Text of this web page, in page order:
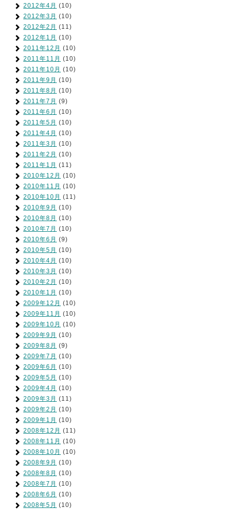
2012年4月 (10)
2012年3月 (10)
2012年2月 (11)
2012年1月 (10)
2011年12月 (10)
2011年11月 (10)
2011年10月 (10)
2011年9月 (10)
2011年8月 (10)
2011年7月 (9)
2011年6月 (10)
2011年5月 (10)
2011年4月 (10)
2011年3月 (10)
2011年2月 (10)
2011年1月 (11)
2010年12月 (10)
2010年11月 (10)
2010年10月 (11)
2010年9月 (10)
2010年8月 (10)
2010年7月 (10)
2010年6月 (9)
2010年5月 (10)
2010年4月 (10)
2010年3月 (10)
2010年2月 (10)
2010年1月 (10)
2009年12月 (10)
2009年11月 (10)
2009年10月 (10)
2009年9月 (10)
2009年8月 (9)
2009年7月 (10)
2009年6月 (10)
2009年5月 (10)
2009年4月 (10)
2009年3月 (11)
2009年2月 (10)
2009年1月 (10)
2008年12月 (11)
2008年11月 (10)
2008年10月 (10)
2008年9月 (10)
2008年8月 (10)
2008年7月 (10)
2008年6月 (10)
2008年5月 (10)